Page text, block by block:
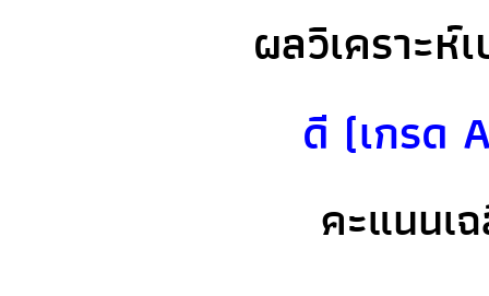
ผลวิเคราะห์
ดี (เกรด
คะแนนเ